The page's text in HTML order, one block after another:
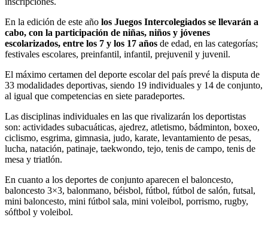
En la edición de este año los Juegos Intercolegiados se llevarán a
cabo, con la participación de niñas, niños y jóvenes
escolarizados, entre los 7 y los 17 años de edad, en las categorías;
festivales escolares, preinfantil, infantil, prejuvenil y juvenil.
El máximo certamen del deporte escolar del país prevé la disputa de
33 modalidades deportivas, siendo 19 individuales y 14 de conjunto,
al igual que competencias en siete paradeportes.
Las disciplinas individuales en las que rivalizarán los deportistas
son: actividades subacuáticas, ajedrez, atletismo, bádminton, boxeo,
ciclismo, esgrima, gimnasia, judo, karate, levantamiento de pesas,
lucha, natación, patinaje, taekwondo, tejo, tenis de campo, tenis de
mesa y triatlón.
En cuanto a los deportes de conjunto aparecen el baloncesto,
baloncesto 3×3, balonmano, béisbol, fútbol, fútbol de salón, futsal,
mini baloncesto, mini fútbol sala, mini voleibol, porrismo, rugby,
sóftbol y voleibol.